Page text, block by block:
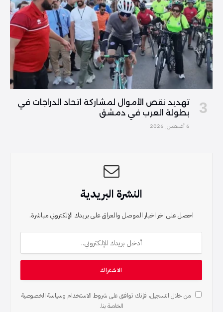
تهديد نقص الأموال لمشاركة اتحاد الدراجات في
بطولة العرب في دمشق
6 أغسطس, 2026
النشرة البريدية
احصل على اخر اخبار الموصل والعراق على بريدك الإلكتروني مباشرة.
من خلال التسجيل، فإنك توافق على شروط الاستخدام وسياسة الخصوصية
الخاصة بنا.